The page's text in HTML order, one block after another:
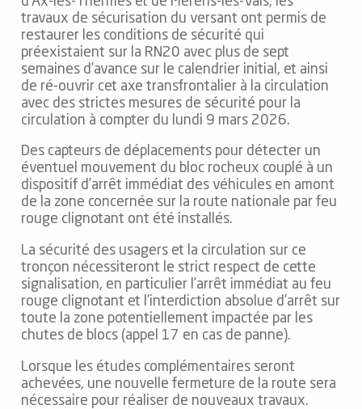
travaux de sécurisation du versant ont permis de
restaurer les conditions de sécurité qui
préexistaient sur la RN20 avec plus de sept
semaines d’avance sur le calendrier initial, et ainsi
de ré-ouvrir cet axe transfrontalier à la circulation
avec des strictes mesures de sécurité pour la
circulation à compter du lundi 9 mars 2026.
Des capteurs de déplacements pour détecter un
éventuel mouvement du bloc rocheux couplé à un
dispositif d’arrêt immédiat des véhicules en amont
de la zone concernée sur la route nationale par feu
rouge clignotant ont été installés.
La sécurité des usagers et la circulation sur ce
tronçon nécessiteront le strict respect de cette
signalisation, en particulier l’arrêt immédiat au feu
rouge clignotant et l’interdiction absolue d’arrêt sur
toute la zone potentiellement impactée par les
chutes de blocs (appel 17 en cas de panne).
Lorsque les études complémentaires seront
achevées, une nouvelle fermeture de la route sera
nécessaire pour réaliser de nouveaux travaux.